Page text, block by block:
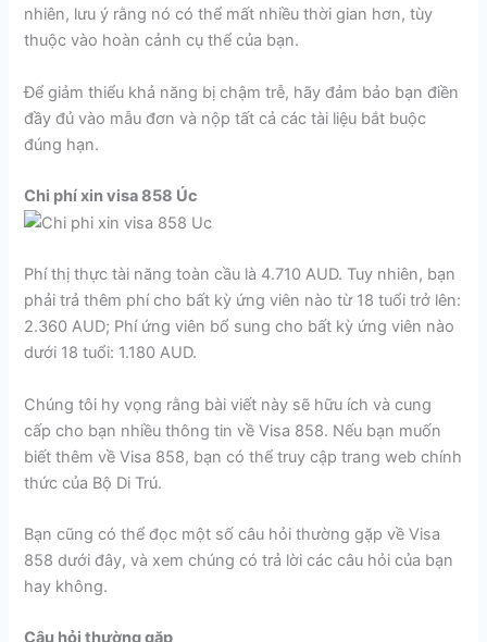
nhiên, lưu ý rằng nó có thể mất nhiều thời gian hơn, tùy
thuộc vào hoàn cảnh cụ thể của bạn.
Để giảm thiểu khả năng bị chậm trễ, hãy đảm bảo bạn điền
đầy đủ vào mẫu đơn và nộp tất cả các tài liệu bắt buộc
đúng hạn.
Chi phí xin visa 858 Úc
Phí thị thực tài năng toàn cầu là 4.710 AUD. Tuy nhiên, bạn
phải trả thêm phícho bất kỳ ứng viên nào từ 18 tuổi trở lên:
2.360 AUD; Phí ứng viên bổ sung cho bất kỳ ứng viên nào
dưới 18 tuổi: 1.180 AUD.
Chúng tôi hy vọng rằng bài viết này sẽ hữu ích và cung
cấp cho bạn nhiều thông tin về Visa 858. Nếu bạn muốn
biết thêm về Visa 858, bạn có thể truy cập trang web chính
thức của Bộ Di Trú.
Bạn cũng có thể đọc một số câu hỏi thường gặp về Visa
858 dưới đây, và xem chúng có trả lời các câu hỏi của bạn
hay không.
Câu hỏi thường gặp